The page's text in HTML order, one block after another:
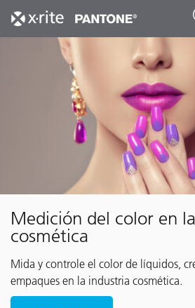
Medición del color en
cosmética
Mida y controle el color de líquidos,
empaques en la industria cosmética.